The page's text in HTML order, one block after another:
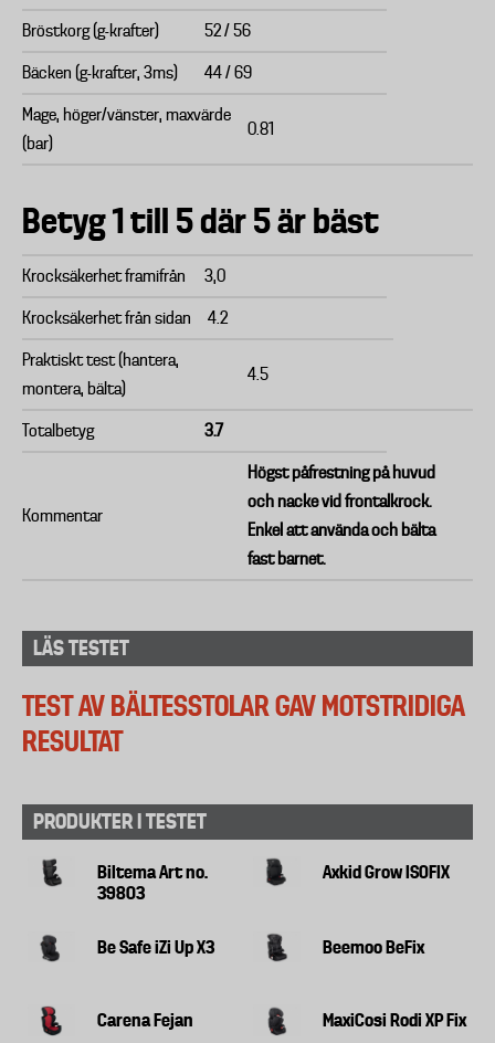
Bröstkorg (g-krafter) 52 / 56
Bäcken (g-krafter, 3ms) 44 / 69
Mage, höger/vänster, maxvärde
(bar)
0.81
Betyg 1 till 5 där 5 är bäst
Krocksäkerhet framifrån 3,0
Krocksäkerhet från sidan 4.2
Praktiskt test (hantera,
montera, bälta)
4.5
Totalbetyg 3.7
Kommentar
Högst påfrestning på huvud
och nacke vid frontalkrock.
Enkel att använda och bälta
fast barnet.
LÄS TESTET
TEST AV BÄLTESSTOLAR GAV MOTSTRIDIGA
RESULTAT
PRODUKTER I TESTET
Biltema Art no.
39803
Axkid Grow ISOFIX
Be Safe iZi Up X3 Beemoo BeFix
Carena Fejan MaxiCosi Rodi XP Fix